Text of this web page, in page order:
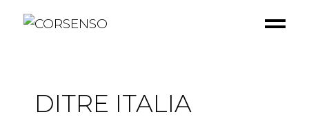
DITRE ITALIA